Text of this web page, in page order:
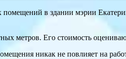
помещений в здании мэрии
метров. Его стоимость
никак не повлияет на